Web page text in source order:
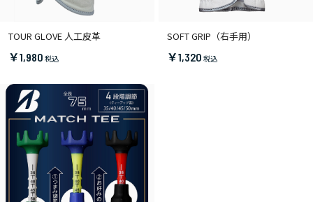
TOUR GLOVE 人工皮革
￥1,980
SOFT GRIP（右手用）
￥1,320